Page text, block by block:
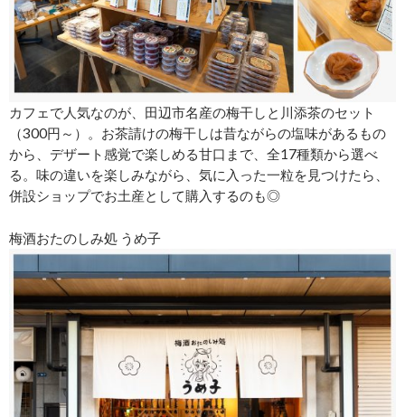
カフェで人気なのが、田辺市名産の梅干しと川添茶のセット
（300円～）。お茶請けの梅干しは昔ながらの塩味があるもの
から、デザート感覚で楽しめる甘口まで、全17種類から選べ
る。味の違いを楽しみながら、気に入った一粒を見つけたら、
併設ショップでお土産として購入するのも◎
梅酒おたのしみ処 うめ子